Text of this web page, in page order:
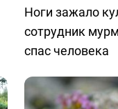
Ноги зажало
сотрудник
спас человека